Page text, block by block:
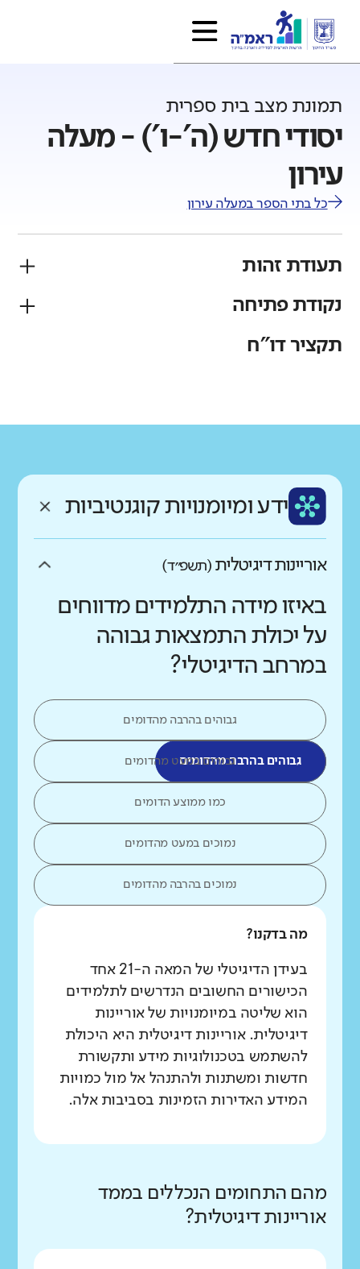
תמונת מצב בית ספרית
יסודי חדש (ה'-ו') - מעלה
עירון
כל בתי הספר במעלה עירון
תעודת זהות
פיקוח
נקודת פתיחה
רקע חברתי כלכלי
ממוצע תלמידים בכיתה
גבוה נמוך
תקציר דו"ח
ידע ומיומנויות קוגנטיביות
אוריינות דיגיטלית (תשפ״ד)
באיזו מידה התלמידים מדווחים
על יכולת התמצאות גבוהה
במרחב הדיגיטלי?
גבוהים בהרבה מהדומים
גבוהים בהרבה מהדומיםגבוהים במעט מהדומים
כמו ממוצע הדומים
נמוכים במעט מהדומים
נמוכים בהרבה מהדומים
מה בדקנו?
בעידן הדיגיטלי של המאה ה-21 אחד
הכישורים החשובים הנדרשים לתלמידים
הוא שליטה במיומנויות של אוריינות
דיגיטלית. אוריינות דיגיטלית היא היכולת
להשתמש בטכנולוגיות מידע ותקשורת
חדשות ומשתנות ולהתנהל אל מול כמויות
המידע האדירות הזמינות בסביבות אלה.
מהם התחומים הנכללים בממד
אוריינות דיגיטלית?